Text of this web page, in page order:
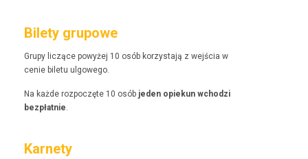
Bilety grupowe
Grupy liczące powyżej 10 osób korzys­ta­ją z wejś­cia w
cenie bile­tu ulgowego.
Na każde rozpoczęte 10 osób jeden opiekun wchodzi
bezpłat­nie.
Karnety